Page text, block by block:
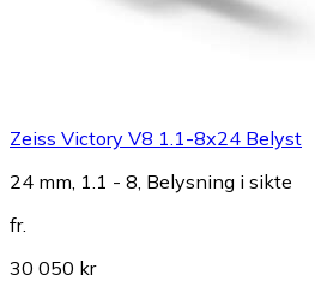
Zeiss Victory V8 1.1-8x24 Belyst
24 mm, 1.1 - 8, Belysning i sikte
fr.
30 050 kr